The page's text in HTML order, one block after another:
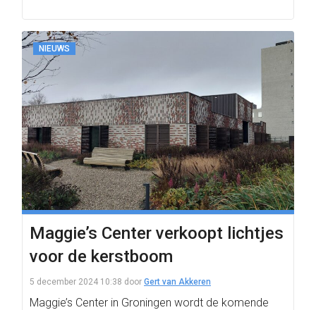
NIEUWS
Maggie’s Center verkoopt lichtjes
voor de kerstboom
5 december 2024 10:38 door Gert van Akkeren
Maggie’s Center in Groningen wordt de komende